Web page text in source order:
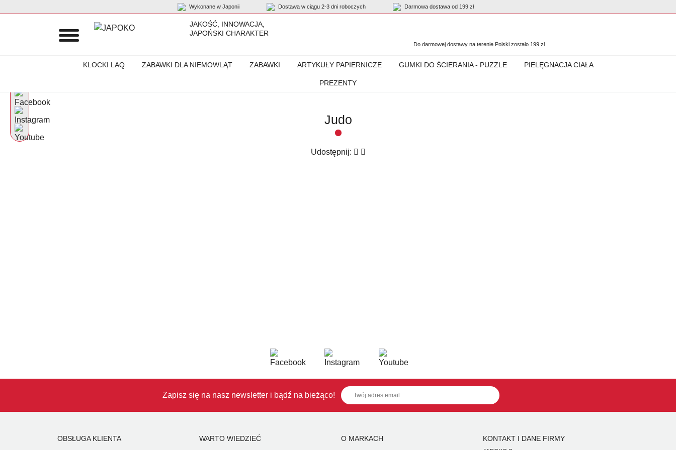
Wykonane w Japonii Dostawa w ciągu 2-3 dni roboczych Darmowa dostawa od 199 zł
JAKOŚĆ, INNOWACJA,
JAPOŃSKI CHARAKTER
Do darmowej dostawy na terenie Polski zostało 199 zł
KLOCKI LAQ ZABAWKI DLA NIEMOWLĄT ZABAWKI ARTYKUŁY PAPIERNICZE GUMKI DO ŚCIERANIA - PUZZLE PIELĘGNACJA CIAŁA
PREZENTY
Judo
Udostępnij:
Zapisz się na nasz newsletter i bądź na bieżąco!
OBSŁUGA KLIENTA WARTO WIEDZIEĆ O MARKACH KONTAKT I DANE FIRMY